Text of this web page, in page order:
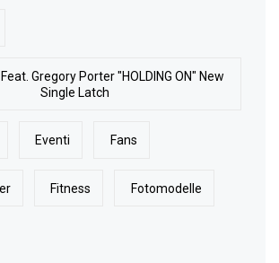
Feat. Gregory Porter "HOLDING ON" New
Single Latch
Eventi Fans
Fitness Fotomodelle